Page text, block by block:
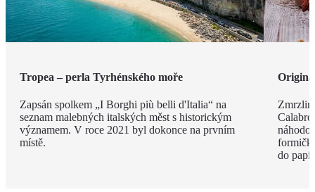
Tropea – perla Tyrhénského moře
Zapsán spolkem „I Borghi più belli d'Italia“ na
seznam malebných italských měst s historickým
významem. V roce 2021 byl dokonce na prvním
místě.
do